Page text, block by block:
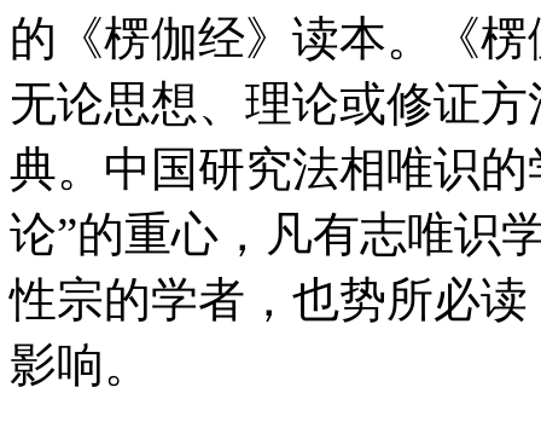
的《楞伽经》读本。《
无论思想、理论或修证
典。中国研究法相唯识
论”的重心，凡有志唯识
性宗的学者，也势所必
影响。